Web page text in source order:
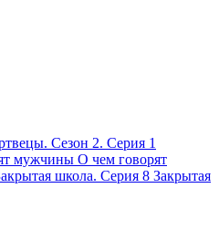
Сезон 2. Серия 1
О чем говорят
Закрытая